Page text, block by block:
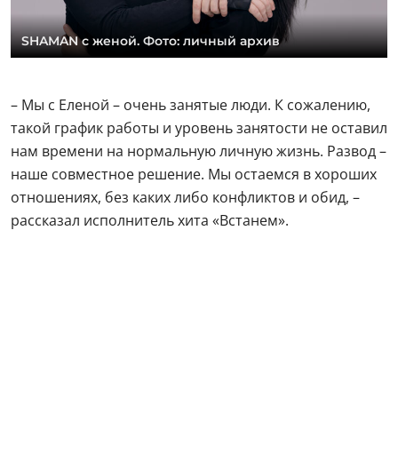
SHAMAN с женой. Фото: личный архив
– Мы с Еленой – очень занятые люди. К сожалению,
такой график работы и уровень занятости не оставил
нам времени на нормальную личную жизнь. Развод –
наше совместное решение. Мы остаемся в хороших
отношениях, без каких либо конфликтов и обид, –
рассказал исполнитель хита «Встанем».